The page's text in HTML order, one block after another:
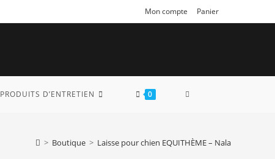
Mon compte Panier
PRODUITS D’ENTRETIEN 0 TOGGLE
> Boutique > Laisse pour chien EQUITHÈME – Nala